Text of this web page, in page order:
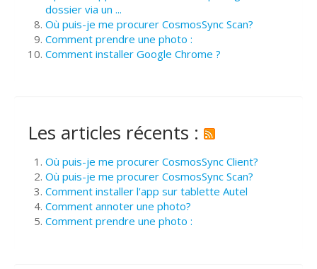
dossier via un ...
Où puis-je me procurer CosmosSync Scan?
Comment prendre une photo :
Comment installer Google Chrome ?
Les articles récents :
Où puis-je me procurer CosmosSync Client?
Où puis-je me procurer CosmosSync Scan?
Comment installer l'app sur tablette Autel
Comment annoter une photo?
Comment prendre une photo :